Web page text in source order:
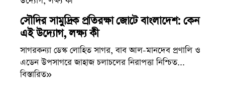
সৌদির সামুদ্রিক প্রতিরক্ষা জোটে বাংলাদেশ: কেন
এই উদ্যোগ, লক্ষ্য কী
সাগরকন্যা ডেস্ক লোহিত সাগর, বাব আল-মানদেব প্রণালি ও
এডেন উপসাগরে জাহাজ চলাচলের নিরাপত্তা নিশ্চিত...
বিস্তারিত»